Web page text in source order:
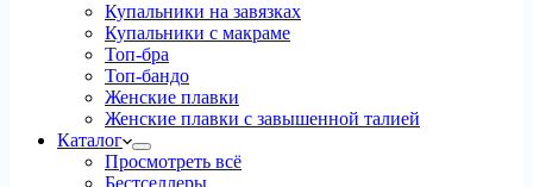
Купальники на завязках
Купальники с макраме
Топ-бра
Топ-бандо
Женские плавки
Женские плавки с завышенной талией
Каталог
Просмотреть всё
Бестселлеры